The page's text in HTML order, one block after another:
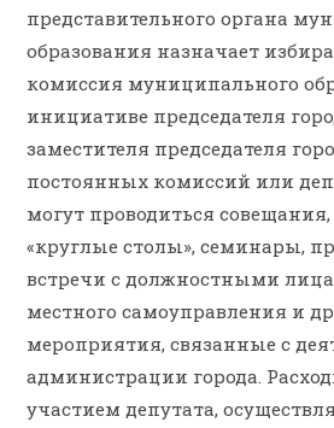
представительного органа
образования назначает
комиссия муниципального
инициативе председателя
заместителя председателя
постоянных комиссий или
могут проводиться
«круглые столы», семинары,
встречи с должностными
местного самоуправления и
мероприятия, связанные с
администрации города.
участием депутата,